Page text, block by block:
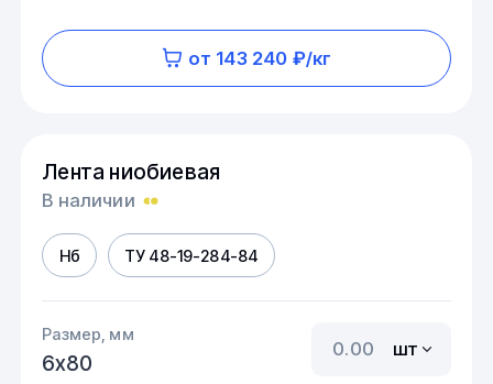
от 143 240 ₽/кг
Лента ниобиевая
В наличии
Нб ТУ 48-19-284-84
Размер, мм
6х80
шт